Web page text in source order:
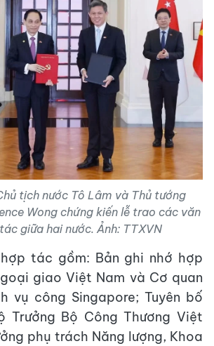
tịch nước Tô Lâm và Thủ tướng
Wong chứng kiến lễ trao các văn
giữa hai nước. Ảnh: TTXVN
tác gồm: Bản ghi nhớ hợp
giao Việt Nam và Cơ quan
vụ công Singapore; Tuyên bố
Trưởng Bộ Công Thương Việt
phụ trách Năng lượng, Khoa